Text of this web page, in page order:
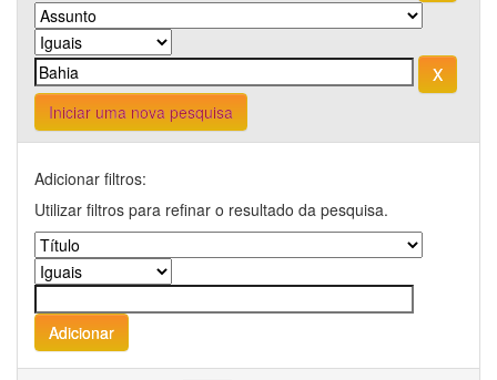
Iniciar uma nova pesquisa
Adicionar filtros:
Utilizar filtros para refinar o resultado da pesquisa.